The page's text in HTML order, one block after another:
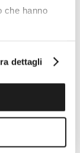
che hanno
dettagli
ANOMALA